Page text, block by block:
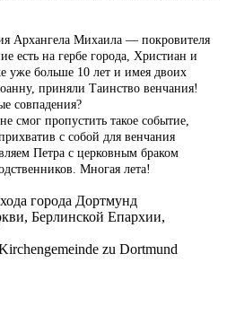
Архангела Михаила — покровителя
есть на гербе города, Христиан и
уже больше 10 лет и имея двоих
приняли Таинство венчания!
совпадения?
смог пропустить такое событие,
с собой для венчания
Петра с церковным браком
Многая лета!
города Дортмунд
Берлинской Епархии,
zu Dortmund